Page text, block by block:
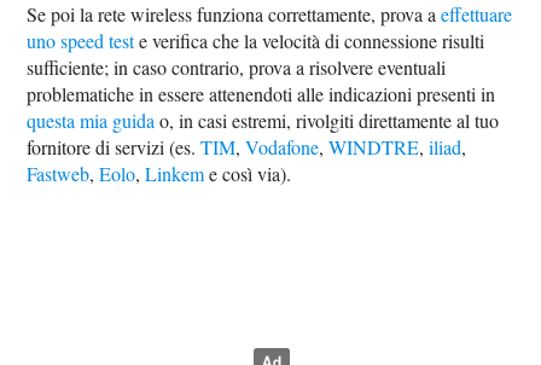
Se poi la rete wireless funziona correttamente, prova aeffettuare
uno speed teste verifica che la velocità di connessione risulti
sufficiente; in caso contrario, prova a risolvere eventuali
problematiche in essere attenendoti alle indicazioni presenti in
questa mia guidao, in casi estremi, rivolgiti direttamente al tuo
fornitore di servizi (es.TIM,Vodafone,WINDTRE,iliad,
Fastweb,Eolo,Linkeme così via).